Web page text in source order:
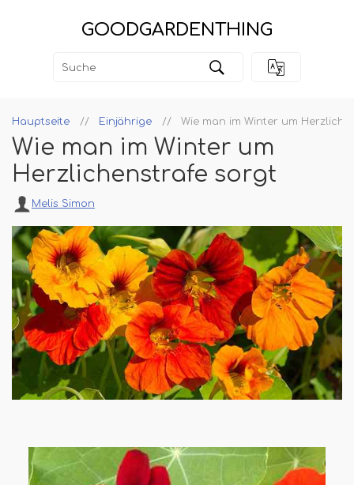
GOODGARDENTHING
Hauptseite Einjährige Wie man im Winter um
Wie man im Winter um
Herzlichenstrafe sorgt
Melis Simon